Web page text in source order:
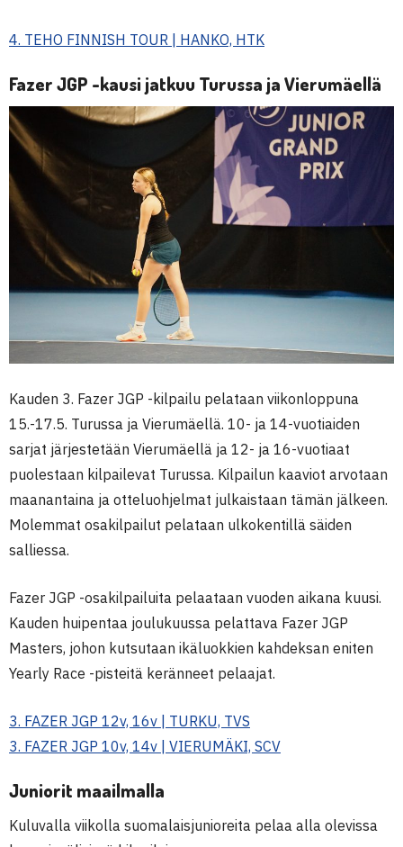
4. TEHO FINNISH TOUR | HANKO, HTK
Fazer JGP -kausi jatkuu Turussa ja Vierumäellä
Kauden 3. Fazer JGP -kilpailu pelataan viikonloppuna
15.-17.5. Turussa ja Vierumäellä. 10- ja 14-vuotiaiden
sarjat järjestetään Vierumäellä ja 12- ja 16-vuotiaat
puolestaan kilpailevat Turussa. Kilpailun kaaviot arvotaan
maanantaina ja otteluohjelmat julkaistaan tämän jälkeen.
Molemmat osakilpailut pelataan ulkokentillä säiden
salliessa.
Fazer JGP -osakilpailuita pelaataan vuoden aikana kuusi.
Kauden huipentaa joulukuussa pelattava Fazer JGP
Masters, johon kutsutaan ikäluokkien kahdeksan eniten
Yearly Race -pisteitä keränneet pelaajat.
3. FAZER JGP 12v, 16v | TURKU, TVS
3. FAZER JGP 10v, 14v | VIERUMÄKI, SCV
Juniorit maailmalla
Kuluvalla viikolla suomalaisjunioreita pelaa alla olevissa